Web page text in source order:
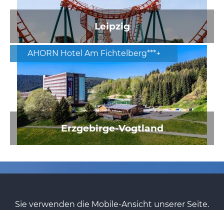
Leipzig
AHORN Hotel Am Fichtelberg***+
Erzgebirge-Vogtland
Sie verwenden die Mobile-Ansicht unserer Seite.